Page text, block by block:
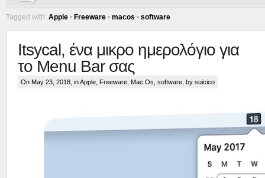
Tagged with: Apple • Freeware • macos • software
Itsycal, ένα μικρο ημερολόγιο για
το Menu Bar σας
On May 23, 2018, inApple Freeware Mac Os software , by suicico